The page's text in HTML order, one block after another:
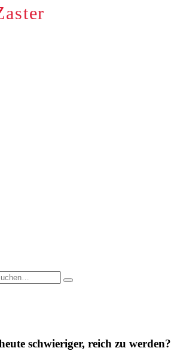
schwieriger, reich zu werden?